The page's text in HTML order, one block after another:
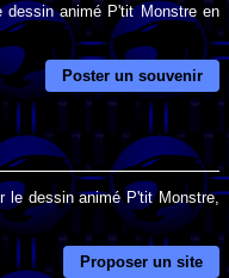
animé P'tit Monstre en
Poster un souvenir
le dessin animé P'tit Monstre,
Proposer un site